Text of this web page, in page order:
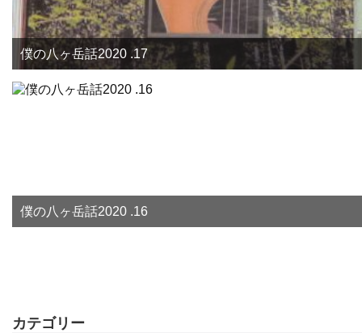
僕の八ヶ岳話2020 .17
僕の八ヶ岳話2020 .16
カテゴリー